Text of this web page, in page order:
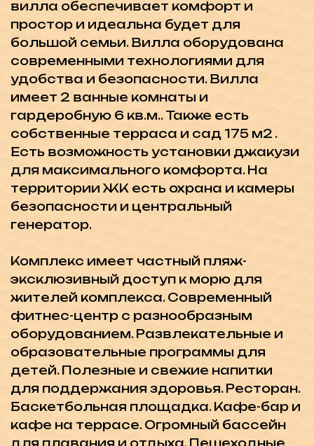
оборудованием. Развлекательные и
образовательные программы для
детей. Полезные и свежие напитки
для поддержания здоровья. Ресторан.
Баскетбольная площадка. Кафе-бар и
кафе на террасе. Огромный бассейн
для плавания и отдыха. Пешеходные
дорожки и зеленая зона. Теннисный и
волейбольный корт.
Проект предлагает уникальное
сочетание комфорта, безопасности и
разнообразия удобств. Это идеальное
высококачественное жилье в
живописной местности с удобным
доступом к пляжу и множеством
возможностей для активного и
здорового образа жизни.
План оплаты:
40% первоначальный
взнос, остаток в рассрочку до
завершения строительства в июле
2025!
Этот проект идеально подходит для
тех, кто ищет комфортабельное
жилье в современном комплексе с
развитой инфраструктурой и
удобным планом оплаты.
Не упустите возможность стать
собственником в этом невероятном
комплексе, где роскошь и комфорт
сочетаются с великолепными видами